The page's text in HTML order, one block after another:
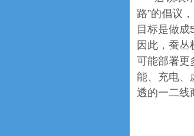
路”的倡议
目标是做
因此，蚕
可能部署更
能、充电、
透的一二线